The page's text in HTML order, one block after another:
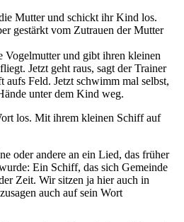
Mutter und schickt ihr Kind los.
gestärkt vom Zutrauen der Mutter
Vogelmutter und gibt ihren kleinen
Jetzt geht raus, sagt der Trainer
aufs Feld. Jetzt schwimm mal selbst,
unter dem Kind weg.
los. Mit ihrem kleinen Schiff auf
oder andere an ein Lied, das früher
Ein Schiff, das sich Gemeinde
Zeit. Wir sitzen ja hier auch in
auch auf sein Wort